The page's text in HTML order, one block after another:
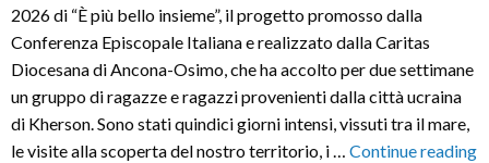
2026 di “È più bello insieme”, il progetto promosso dalla
Conferenza Episcopale Italiana e realizzato dalla Caritas
Diocesana di Ancona-Osimo, che ha accolto per due settimane
un gruppo di ragazze e ragazzi provenienti dalla città ucraina
di Kherson. Sono stati quindici giorni intensi, vissuti tra il mare,
le visite alla scoperta del nostro territorio, i … Continue reading